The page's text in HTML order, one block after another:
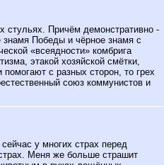
стульях. Причём демонстративно -
знамя Победы и чёрное знамя с
«всеядности» комбрига
этакой хозяйской смётки,
с разных сторон, то грех
союз коммунистов и
у многих страх перед
Меня же больше страшит